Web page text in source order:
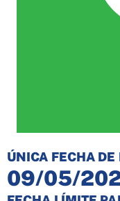
ÚNICA FECHA
09/05/